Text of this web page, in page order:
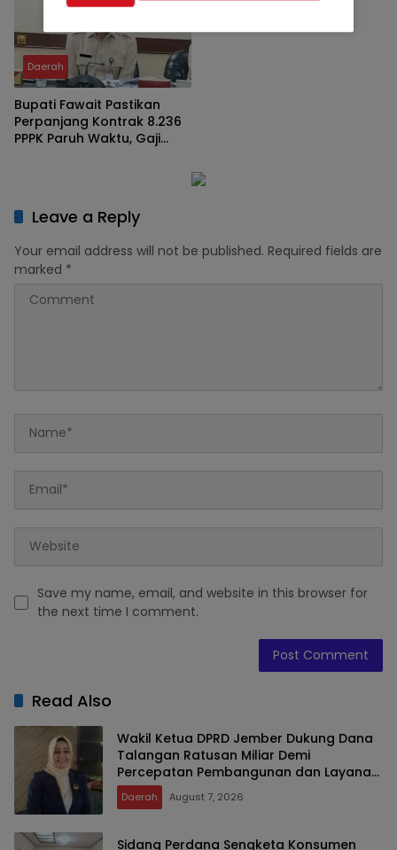
Daerah
Bupati Fawait Pastikan
Perpanjang Kontrak 8.236
PPPK Paruh Waktu, Gaji
Leave a Reply
Your email address will not be published. Required fields are
marked *
Save my name, email, and website in this browser for
the next time I comment.
Read Also
Wakil Ketua DPRD Jember Dukung Dana
Talangan Ratusan Miliar Demi
Percepatan Pembangunan dan Layanan
Publik
Daerah August 7, 2026
Sidang Perdana Sengketa Konsumen